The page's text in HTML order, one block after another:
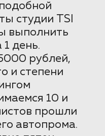
студии TSI
выполнить
1 день.
рублей,
и степени
10 и
прошли
автопрома.